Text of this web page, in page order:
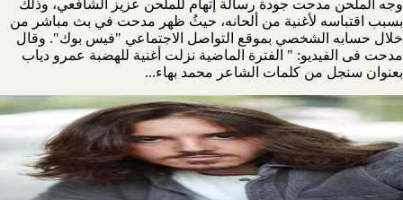
وجه الملحن مدحت جودة رسالة إتهام للملحن عزيز الشافعي، وذلك
بسبب اقتباسه لأغنية من ألحانه، حيثُ ظهر مدحت في بث مباشر من
خلال حسابه الشخصي بموقع التواصل الاجتماعي "فيس بوك". وقال
مدحت فى الفيديو: " الفترة الماضية نزلت أغنية للهضبة عمرو دياب
بعنوان سنجل من كلمات الشاعر محمد بهاء...